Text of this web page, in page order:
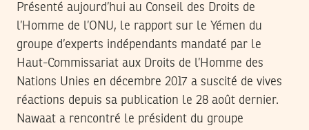
Présenté aujourd’hui au Conseil des Droits de
l’Homme de l’ONU, le rapport sur le Yémen du
groupe d’experts indépendants mandaté par le
Haut-Commissariat aux Droits de l’Homme des
Nations Unies en décembre 2017 a suscité de vives
réactions depuis sa publication le 28 août dernier.
Nawaat a rencontré le président du groupe